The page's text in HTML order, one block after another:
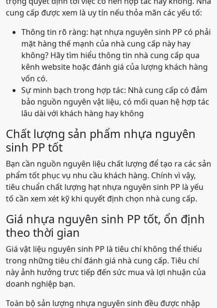
cung cấp được xem là uy tín nếu thỏa mãn các yếu tố:
Thông tin rõ ràng: hạt nhựa nguyên sinh PP có phải
mặt hàng thế mạnh của nhà cung cấp này hay
không? Hãy tìm hiểu thông tin nhà cung cấp qua
kênh website hoặc đánh giá của lượng khách hàng
vốn có.
Sự minh bạch trong hợp tác: Nhà cung cấp có đảm
bảo nguồn nguyên vật liệu, có mối quan hệ hợp tác
lâu dài với khách hàng hay không
Chất lượng sản phẩm nhựa nguyên
sinh PP tốt
Bạn cần nguồn nguyên liệu chất lượng để tạo ra các sản
phẩm tốt phục vụ nhu cầu khách hàng. Chính vì vậy,
tiêu chuẩn chất lượng hạt nhựa nguyên sinh PP là yếu
tố cần xem xét kỹ khi quyết định chọn nhà cung cấp.
Giá nhựa nguyên sinh PP tốt, ổn định
theo thời gian
Giá vật liệu nguyên sinh PP là tiêu chí không thể thiếu
trong những tiêu chí đánh giá nhà cung cấp. Tiêu chí
này ảnh hưởng trưc tiếp đến sức mua và lợi nhuận của
doanh nghiệp bạn.
Toàn bộ sản lượng nhựa nguyên sinh đều được nhập